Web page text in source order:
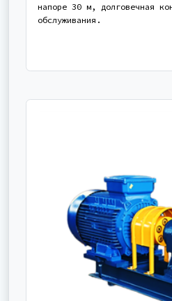
напоре 30 м, долговечная
обслуживания.